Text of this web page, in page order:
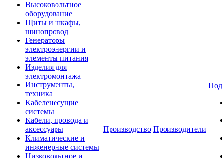
Высоковольтное
оборудование
Щиты и шкафы,
шинопровод
Генераторы
электроэнергии и
элементы питания
Изделия для
электромонтажа
Инструменты,
техника
Кабеленесущие
системы
Кабели, провода и
аксессуары
Климатические и
инженерные системы
Низковольтное и
Производство Производители